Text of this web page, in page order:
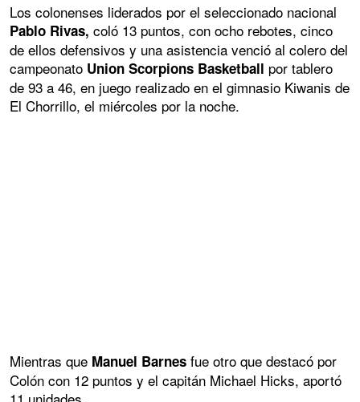
Los colonenses liderados por el seleccionado nacional
Pablo Rivas, coló 13 puntos, con ocho rebotes, cinco
de ellos defensivos y una asistencia venció al colero del
campeonato Union Scorpions Basketball por tablero
de 93 a 46, en juego realizado en el gimnasio Kiwanis de
El Chorrillo, el miércoles por la noche.
Mientras que Manuel Barnes fue otro que destacó por
Colón con 12 puntos y el capitán Michael Hicks, aportó